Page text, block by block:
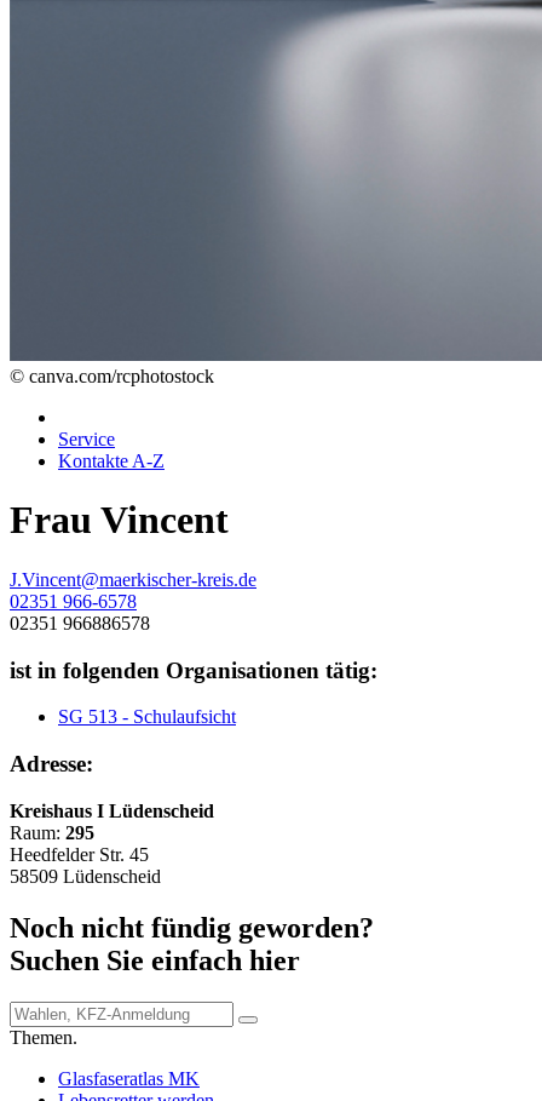
© canva.com/rcphotostock
Service
Kontakte A-Z
Frau Vincent
J.Vincent@maerkischer-kreis.de
02351 966-6578
02351 966886578
ist in folgenden Organisationen tätig:
SG 513 - Schulaufsicht
Adresse:
Kreishaus I Lüdenscheid
Raum: 295
Heedfelder Str. 45
58509 Lüdenscheid
Noch nicht fündig geworden?
Suchen Sie einfach hier
Themen.
Glasfaseratlas MK